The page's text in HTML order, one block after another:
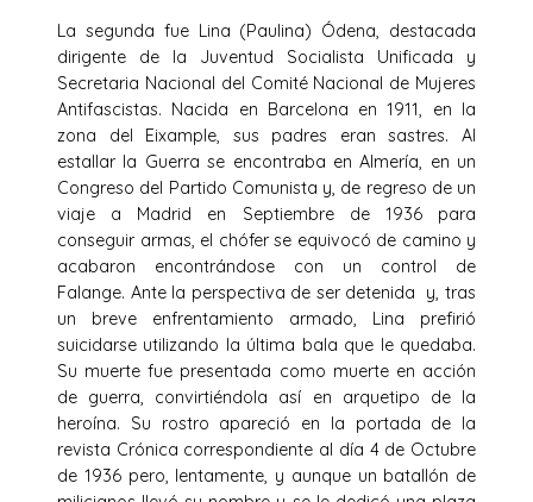
La segunda fue Lina (Paulina) Ódena, destacada
dirigente de la Juventud Socialista Unificada y
Secretaria Nacional del Comité Nacional de Mujeres
Antifascistas. Nacida en Barcelona en 1911, en la
zona del Eixample, sus padres eran sastres. Al
estallar la Guerra se encontraba en Almería, en un
Congreso del Partido Comunista y, de regreso de un
viaje a Madrid en Septiembre de 1936 para
conseguir armas, el chófer se equivocó de camino y
acabaron encontrándose con un control de
Falange. Ante la perspectiva de ser detenida y, tras
un breve enfrentamiento armado, Lina prefirió
suicidarse utilizando la última bala que le quedaba.
Su muerte fue presentada como muerte en acción
de guerra, convirtiéndola así en arquetipo de la
heroína. Su rostro apareció en la portada de la
revista Crónica correspondiente al día 4 de Octubre
de 1936 pero, lentamente, y aunque un batallón de